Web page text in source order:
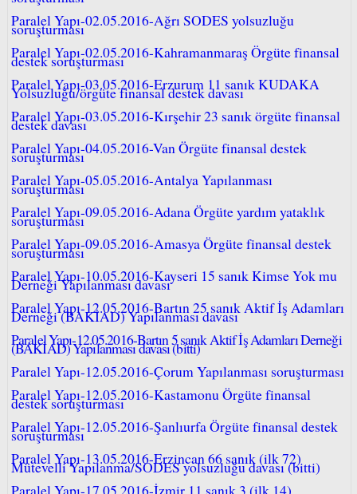
Paralel Yapı-02.05.2016-Ağrı SODES yolsuzluğu
soruşturması
Paralel Yapı-02.05.2016-Kahramanmaraş Örgüte finansal
destek soruşturması
Paralel Yapı-03.05.2016-Erzurum 11 sanık KUDAKA
Yolsuzluğu/örgüte finansal destek davası
Paralel Yapı-03.05.2016-Kırşehir 23 sanık örgüte finansal
destek davası
Paralel Yapı-04.05.2016-Van Örgüte finansal destek
soruşturması
Paralel Yapı-05.05.2016-Antalya Yapılanması
soruşturması
Paralel Yapı-09.05.2016-Adana Örgüte yardım yataklık
soruşturması
Paralel Yapı-09.05.2016-Amasya Örgüte finansal destek
soruşturması
Paralel Yapı-10.05.2016-Kayseri 15 sanık Kimse Yok mu
Derneği Yapılanması davası
Paralel Yapı-12.05.2016-Bartın 25 sanık Aktif İş Adamları
Derneği (BAKİAD) Yapılanması davası
Paralel Yapı-12.05.2016-Bartın 5 sanık Aktif İş Adamları Derneği
(BAKİAD) Yapılanması davası (bitti)
Paralel Yapı-12.05.2016-Çorum Yapılanması soruşturması
Paralel Yapı-12.05.2016-Kastamonu Örgüte finansal
destek soruşturması
Paralel Yapı-12.05.2016-Şanlıurfa Örgüte finansal destek
soruşturması
Paralel Yapı-13.05.2016-Erzincan 66 sanık (ilk 72)
Mütevelli Yapılanma/SODES yolsuzluğu davası (bitti)
Paralel Yapı-17.05.2016-İzmir 11 sanık 3 (ilk 14)